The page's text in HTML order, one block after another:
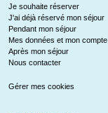
Je souhaite réserver
J'ai déjà réservé mon séjour
Pendant mon séjour
Mes données et mon compte
Après mon séjour
Nous contacter
Gérer mes cookies